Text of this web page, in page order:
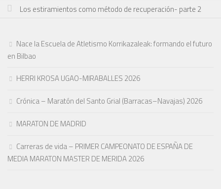
Los estiramientos como método de recuperación- parte 2
Nace la Escuela de Atletismo Korrikazaleak: formando el futuro
en Bilbao
HERRI KROSA UGAO-MIRABALLES 2026
Crónica – Maratón del Santo Grial (Barracas–Navajas) 2026
MARATON DE MADRID
Carreras de vida – PRIMER CAMPEONATO DE ESPAÑA DE
MEDIA MARATON MASTER DE MERIDA 2026